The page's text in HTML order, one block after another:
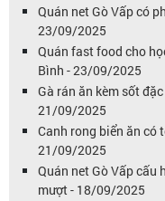
Quán net Gò Vấp có
23/09/2025
Quán fast food cho
Bình - 23/09/2025
Gà rán ăn kèm sốt
21/09/2025
Canh rong biển ăn có
21/09/2025
Quán net Gò Vấp cấu
mượt - 18/09/2025